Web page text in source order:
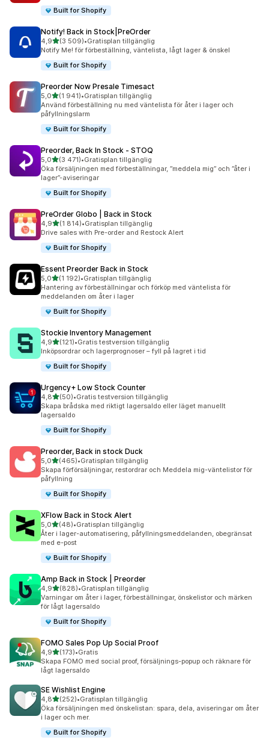
Built for Shopify
Notify! Back in Stock|PreOrder
4,9av 5 stjärnor
(3 509)
3509 recensioner totalt
•Gratisplan tillgänglig
Notify Me! för förbeställning, väntelista, lågt lager & önskel
Built for Shopify
Preorder Now Presale Timesact
5,0av 5 stjärnor
(1 941)
1941 recensioner totalt
•Gratisplan tillgänglig
Använd förbeställning nu med väntelista för åter i lager och
påfyllningslarm
Built for Shopify
Preorder, Back In Stock ‑ STOQ
5,0av 5 stjärnor
(3 471)
3471 recensioner totalt
•Gratisplan tillgänglig
Öka försäljningen med förbeställningar, ”meddela mig” och ”åter i
lager”-aviseringar
Built for Shopify
PreOrder Globo | Back in Stock
4,9av 5 stjärnor
(1 814)
1814 recensioner totalt
•Gratisplan tillgänglig
Drive sales with Pre-order and Restock Alert
Built for Shopify
Essent Preorder Back in Stock
5,0av 5 stjärnor
(1 192)
1192 recensioner totalt
•Gratisplan tillgänglig
Hantering av förbeställningar och förköp med väntelista för
meddelanden om åter i lager
Built for Shopify
Stockie Inventory Management
4,9av 5 stjärnor
(121)
121 recensioner totalt
•Gratis testversion tillgänglig
Inköpsordrar och lagerprognoser – fyll på lagret i tid
Built for Shopify
Urgency+ Low Stock Counter
4,8av 5 stjärnor
(50)
50 recensioner totalt
•Gratis testversion tillgänglig
Skapa brådska med riktigt lagersaldo eller läget manuellt
lagersaldo
Built for Shopify
Preorder, Back in stock Duck
5,0av 5 stjärnor
(465)
465 recensioner totalt
•Gratisplan tillgänglig
Skapa förförsäljningar, restordrar och Meddela mig-väntelistor för
påfyllning
Built for Shopify
XFlow Back in Stock Alert
5,0av 5 stjärnor
(48)
48 recensioner totalt
•Gratisplan tillgänglig
Åter i lager-automatisering, påfyllningsmeddelanden, obegränsat
med e-post
Built for Shopify
Amp Back in Stock | Preorder
4,9av 5 stjärnor
(828)
828 recensioner totalt
•Gratisplan tillgänglig
Varningar om åter i lager, förbeställningar, önskelistor och märken
för lågt lagersaldo
Built for Shopify
FOMO Sales Pop Up Social Proof
4,9av 5 stjärnor
(173)
173 recensioner totalt
•Gratis
Skapa FOMO med social proof, försäljnings-popup och räknare för
lågt lagersaldo
SE Wishlist Engine
4,8av 5 stjärnor
(252)
252 recensioner totalt
•Gratisplan tillgänglig
Öka försäljningen med önskelistan: spara, dela, aviseringar om åter
i lager och mer.
Built for Shopify